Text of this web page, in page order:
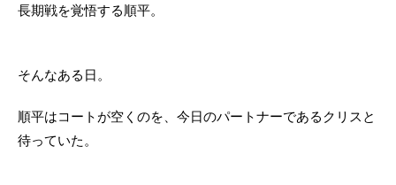
長期戦を覚悟する順平。
そんなある日。
順平はコートが空くのを、今日のパートナーであるクリスと
待っていた。